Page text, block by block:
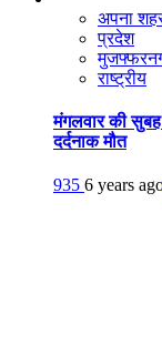
अपना
प्रदेश
राष्ट्रीय
मंगलवार की
दर्दनाक मौत
935 6 years